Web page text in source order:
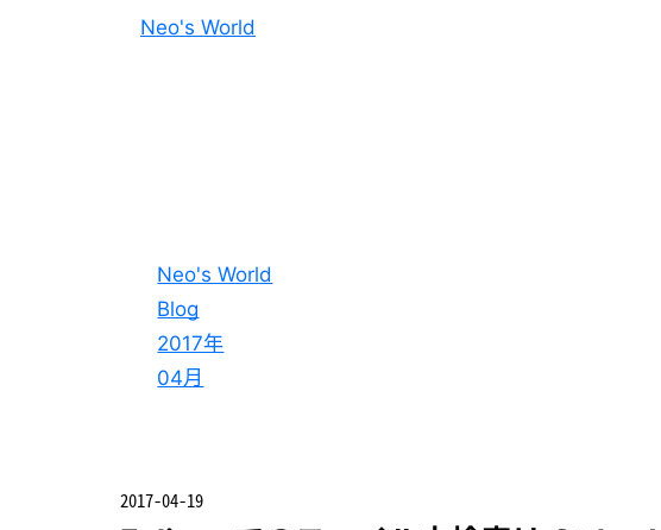
Neo's World
Neo's World
Blog
2017年
04月
2017-04-19